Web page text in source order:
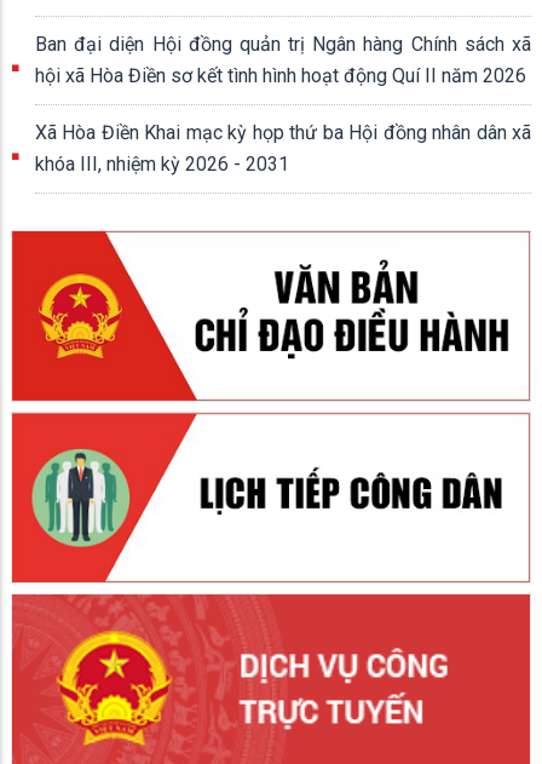
Ban đại diện Hội đồng quản trị Ngân hàng Chính sách xã
hội xã Hòa Điền sơ kết tình hình hoạt động Quí II năm 2026
Xã Hòa Điền Khai mạc kỳ họp thứ ba Hội đồng nhân dân xã
khóa III, nhiệm kỳ 2026 - 2031